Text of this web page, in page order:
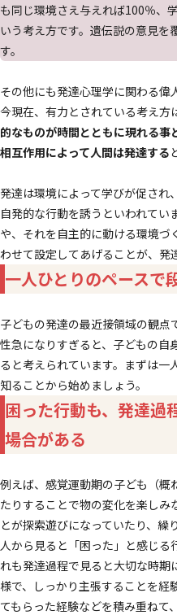
も同じ環境さえ与えれば100％、
いう考え方です。遺伝説の意見を
す。
その他にも発達心理学に関わる偉
今現在、有力とされている考え方
的なものが時間とともに現れる
相互作用によって人間は発達する
発達は環境によって学びが促され
自発的な行動を誘うといわれてい
や、それを自主的に動ける環境
わせて設定してあげることが、発
一人ひとりのペースで
子どもの発達の最近接領域の観点
性急になりすぎると、子どもの自
ると考えられています。まずは一
知ることから始めましょう。
困った行動も、発達過
場合がある
例えば、感覚運動期の子ども（概
たりすることで物の変化を楽しみ
とが探索遊びになっていたり、繰
人から見ると「困った」と感じ
れも発達過程で見ると大切な時期
様で、しっかり主張することを経
てもらった経験などを積み重ねて